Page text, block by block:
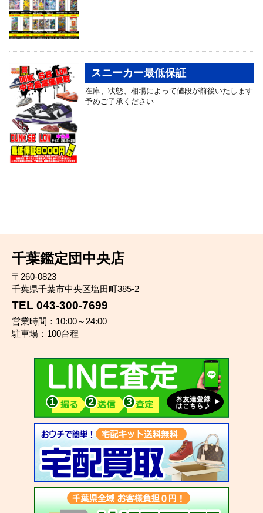
スニーカー最低保証
在庫、状態、相場によって値段が前後いたします
予めご了承ください
千葉鑑定団中央店
〒260-0823
千葉県千葉市中央区塩田町385-2
TEL 043-300-7699
営業時間：10:00～24:00
駐車場：100台程